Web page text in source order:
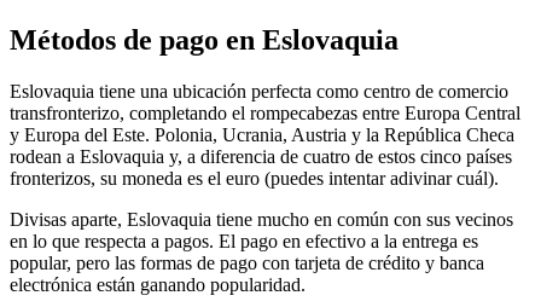
Métodos de pago en Eslovaquia
Eslovaquia tiene una ubicación perfecta como centro de comercio
transfronterizo, completando el rompecabezas entre Europa Central
y Europa del Este. Polonia, Ucrania, Austria y la República Checa
rodean a Eslovaquia y, a diferencia de cuatro de estos cinco países
fronterizos, su moneda es el euro (puedes intentar adivinar cuál).
Divisas aparte, Eslovaquia tiene mucho en común con sus vecinos
en lo que respecta a pagos. El pago en efectivo a la entrega es
popular, pero las formas de pago con tarjeta de crédito y banca
electrónica están ganando popularidad.